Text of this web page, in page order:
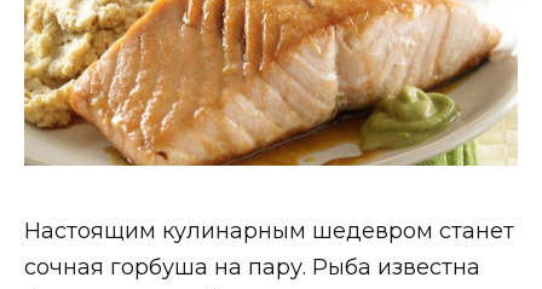
Настоящим кулинарным шедевром станет
сочная горбуша на пару. Рыба известна